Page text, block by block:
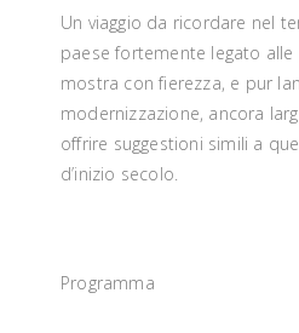
Un viaggio da ricordare nel
paese fortemente legato
mostra con fierezza, e pur
modernizzazione, ancora
offrire suggestioni simili a
d’inizio secolo.
Programma